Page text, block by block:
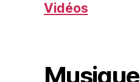
Vidéos
Musique